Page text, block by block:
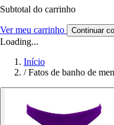
Subtotal do carrinho
Ver meu carrinho Continuar
Loading...
Início
/ Fatos de banho de